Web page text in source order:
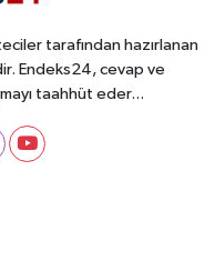
tarafından hazırlanan
Endeks24, cevap ve
taahhüt eder...